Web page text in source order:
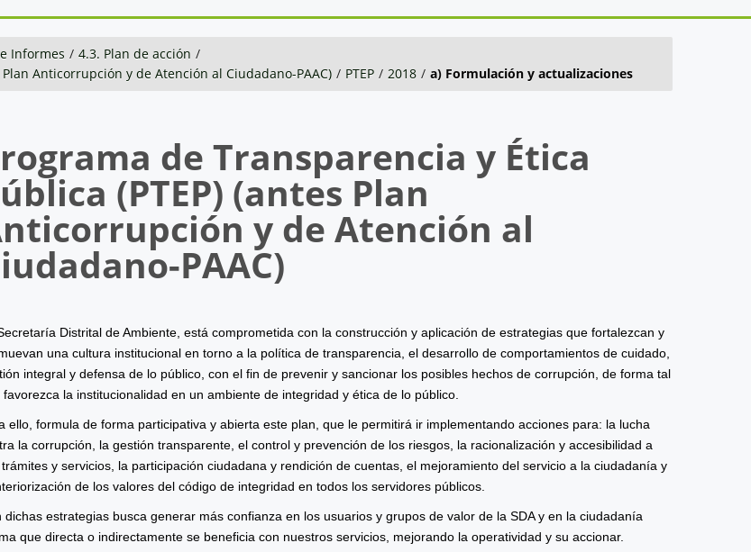
Informes / 4.3. Plan de acción /
Anticorrupción y de Atención al Ciudadano-PAAC) / PTEP / 2018 / a) Formulación y actualizaciones
de Transparencia y Ética
(PTEP) (antes Plan
y de Atención al
PAAC)
Distrital de Ambiente, está comprometida con la construcción y aplicación de estrategias que fortalezcan y
una cultura institucional en torno a la política de transparencia, el desarrollo de comportamientos de cuidado,
integral y defensa de lo público, con el fin de prevenir y sancionar los posibles hechos de corrupción, de forma tal
favorezca la institucionalidad en un ambiente de integridad y ética de lo público.
ello, formula de forma participativa y abierta este plan, que le permitirá ir implementando acciones para: la lucha
la corrupción, la gestión transparente, el control y prevención de los riesgos, la racionalización y accesibilidad a
y servicios, la participación ciudadana y rendición de cuentas, el mejoramiento del servicio a la ciudadanía y
de los valores del código de integridad en todos los servidores públicos.
dichas estrategias busca generar más confianza en los usuarios y grupos de valor de la SDA y en la ciudadanía
que directa o indirectamente se beneficia con nuestros servicios, mejorando la operatividad y su accionar.